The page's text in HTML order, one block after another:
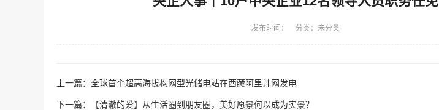
发布时间： 分类：未分类
上一篇： 全球首个超高海拔构网型光储电站在西藏阿里并网发电
下一篇： 【清澈的爱】从生活圈到朋友圈，美好愿景何以成为实景？